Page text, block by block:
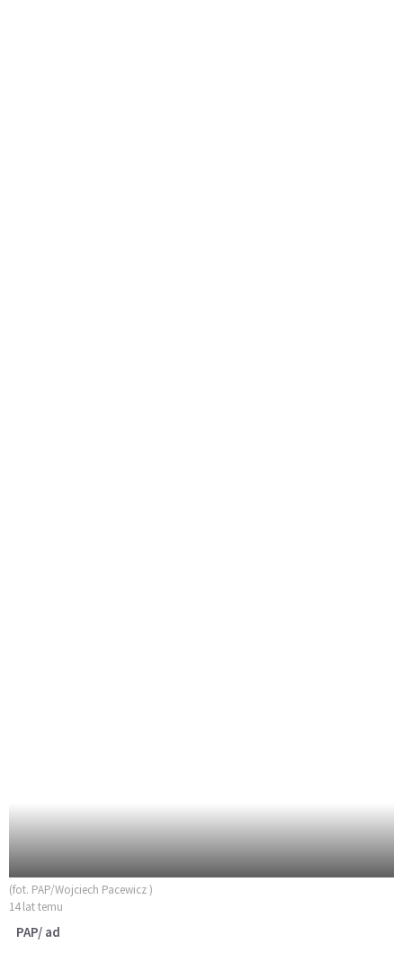
(fot. PAP/Wojciech Pacewicz )
14 lat temu
PAP/ ad